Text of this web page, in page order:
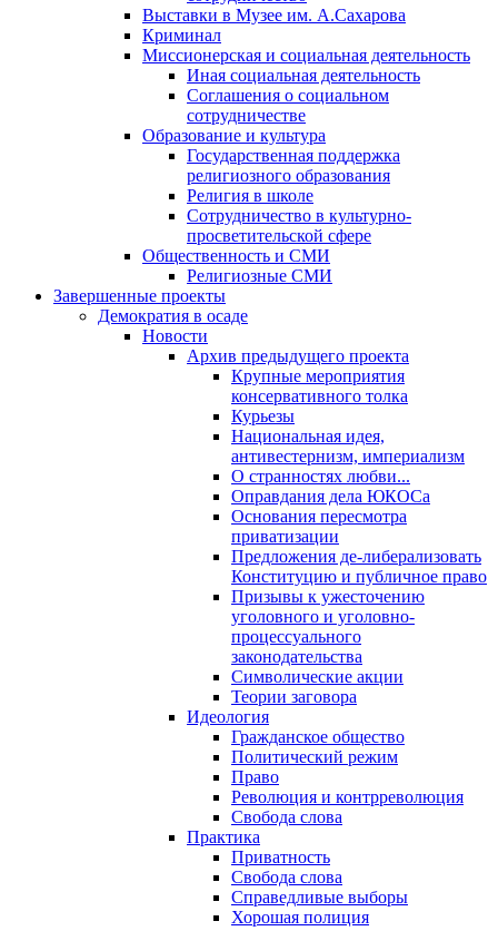
Выставки в Музее им. А.Сахарова
Криминал
Миссионерская и социальная деятельность
Иная социальная деятельность
Соглашения о социальном
сотрудничестве
Образование и культура
Государственная поддержка
религиозного образования
Религия в школе
Сотрудничество в культурно-
просветительской сфере
Общественность и СМИ
Религиозные СМИ
Завершенные проекты
Демократия в осаде
Новости
Архив предыдущего проекта
Крупные мероприятия
консервативного толка
Курьезы
Национальная идея,
антивестернизм, империализм
О странностях любви...
Оправдания дела ЮКОСа
Основания пересмотра
приватизации
Предложения де-либерализовать
Конституцию и публичное право
Призывы к ужесточению
уголовного и уголовно-
процессуального
законодательства
Символические акции
Теории заговора
Идеология
Гражданское общество
Политический режим
Право
Революция и контрреволюция
Свобода слова
Практика
Приватность
Свобода слова
Справедливые выборы
Хорошая полиция